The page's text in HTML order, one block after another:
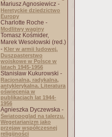
Mariusz Agnosiewicz -
Heretyckie dziedzictwo
Europy
Charlotte Roche -
Modlitwy waginy
Tomasz Kośmider,
Marek Wesołowski (red.)
- Kler w armii ludowej.
Duszpasterstwo
wojskowe w Polsce w
latach 1945-1956
Stanisław Kukurowski -
Racjonalna, radykalna,
antyklerykalna. Literatura
oświecenia w
publikacjach lat 1944-
1956
Agnieszka Dyczewska -
Światopogląd na talerzu.
Wegetarianizm jako
przejaw współczesnej
religijności